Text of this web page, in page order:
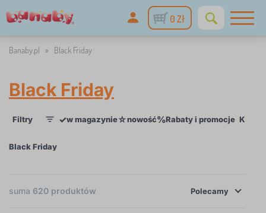
0 Zł
Banaby.pl » Black Friday
Black Friday
Filtry ✓w magazynie☆nowość%Rabaty i promocje
FILTRY ×
Black Friday
suma 620 produktów